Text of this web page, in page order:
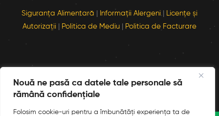
Nouă ne pasă ca datele tale personale să
rămână confidențiale
Folosim cookie-uri pentru a îmbunătăți experiența ta de
Siguranța Alimentară Informații Alergeni|
Licențe și
Autorizații
Politica de Mediu Politica de Facturare